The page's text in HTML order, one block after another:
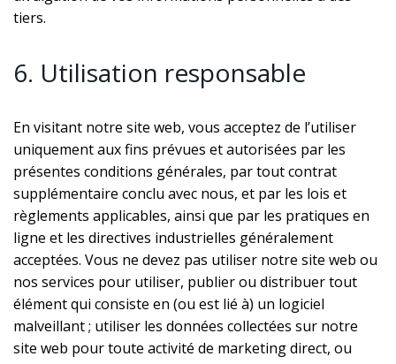
tiers.
6. Utilisation responsable
En visitant notre site web, vous acceptez de l’utiliser
uniquement aux fins prévues et autorisées par les
présentes conditions générales, par tout contrat
supplémentaire conclu avec nous, et par les lois et
règlements applicables, ainsi que par les pratiques en
ligne et les directives industrielles généralement
acceptées. Vous ne devez pas utiliser notre site web ou
nos services pour utiliser, publier ou distribuer tout
élément qui consiste en (ou est lié à) un logiciel
malveillant ; utiliser les données collectées sur notre
site web pour toute activité de marketing direct, ou